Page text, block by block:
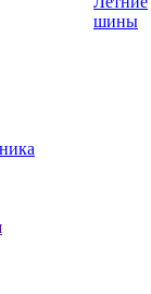
шины